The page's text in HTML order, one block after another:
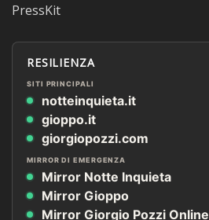
PressKit
RESILIENZA
SITI PRINCIPALI
notteinquieta.it
gioppo.it
giorgiopozzi.com
MIRROR DI EMERGENZA
Mirror Notte Inquieta
Mirror Gioppo
Mirror Giorgio Pozzi Online